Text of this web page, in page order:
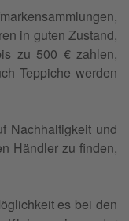
in guten Zustand,
zu 500 € zahlen,
Teppiche werden
Nachhaltigkeit und
Händler zu finden,
es bei den